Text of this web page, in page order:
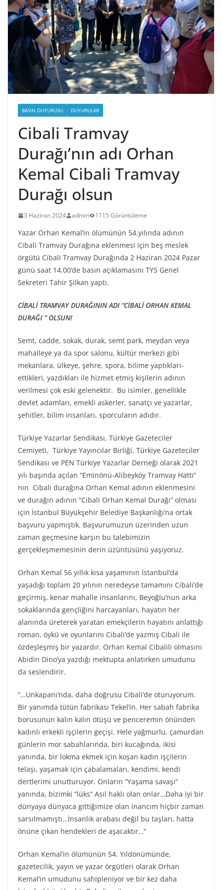
BASIN DUYURUSU DUYURULAR
Cibali Tramvay
Durağı’nın adı Orhan
Kemal Cibali Tramvay
Durağı olsun
3 Haziran 2024 admin 1115 Görüntüleme
Yazar Orhan Kemal’in ölümünün 54.yılında adının
Cibali Tramvay Durağına eklenmesi için beş meslek
örgütü Cibali Tramvay Durağında 2 Haziran 2024 Pazar
günü saat 14.00’de basın açıklamasını TYS Genel
Sekreteri Tahir Şilkan yaptı.
CİBALİ TRAMVAY DURAĞININ ADI “CİBALİ ORHAN KEMAL
DURAĞI ” OLSUN!
Semt, cadde, sokak, durak, semt park, meydan veya
mahalleye ya da spor salonu, kültür merkezi gibi
mekanlara, ülkeye, şehre, spora, bilime yaptıkları-
ettikleri, yazdıkları ile hizmet etmiş kişilerin adının
verilmesi çok eski gelenektir. Bu isimler, genellikle
devlet adamları, emekli askerler, sanatçı ve yazarlar,
şehitler, bilim insanları, sporcuların adıdır.
Türkiye Yazarlar Sendikası, Türkiye Gazeteciler
Cemiyeti, Türkiye Yayıncılar Birliği, Türkiye Gazeteciler
Sendikası ve PEN Türkiye Yazarlar Derneği olarak 2021
yılı başında açılan “Eminönü-Alibeyköy Tramvay Hattı”
nın Cibali durağına Orhan Kemal adının eklenmesini
ve durağın adının “Cibali Orhan Kemal Durağı” olması
için İstanbul Büyükşehir Belediye Başkanlığı’na ortak
başvuru yapmıştık. Başvurumuzun üzerinden uzun
zaman geçmesine karşın bu talebimizin
gerçekleşmemesinin derin üzüntüsünü yaşıyoruz.
Orhan Kemal 56 yıllık kısa yaşamının İstanbul’da
yaşadığı toplam 20 yılının neredeyse tamamını Cibali’de
geçirmiş, kenar mahalle insanlarını, Beyoğlu’nun arka
sokaklarında gençliğini harcayanları, hayatın her
alanında üreterek yaratan emekçilerin hayatını anlattığı
roman, öykü ve oyunlarını Cibali’de yazmış Cibali ile
özdeşleşmiş bir yazardır. Orhan Kemal Cibalili olmasını
Abidin Dino’ya yazdığı mektupta anlatırken umudunu
da seslendirir.
“…Unkapanı’nda, daha doğrusu Cibali’de oturuyorum.
Bir yanımda tütün fabrikası Tekel’in. Her sabah fabrika
borusunun kalın kalın ötüşü ve penceremin önünden
kadınlı erkekli işçilerin geçişi. Hele yağmurlu, çamurdan
günlerin mor sabahlarında, biri kucağında, ikisi
yanında, bir lokma ekmek için koşan kadın işçilerin
telaşı, yaşamak için çabalamaları, kendimi, kendi
dertlerimi unutturuyor. Onların “Yaşama savaşı”
yanında, bizimki “lüks” Asıl haklı olan onlar…Daha iyi bir
dünyaya dünyaca gittiğimize olan inancım hiçbir zaman
sarsılmamıştı…İnsanlık arabası değil bu taşları, hatta
önüne çıkan hendekleri de aşacaktır…”
Orhan Kemal’in ölümünün 54. Yıldönümünde,
gazetecilik, yayın ve yazar örgütleri olarak Orhan
Kemal’in umudunu sahipleniyor ve bir kez daha